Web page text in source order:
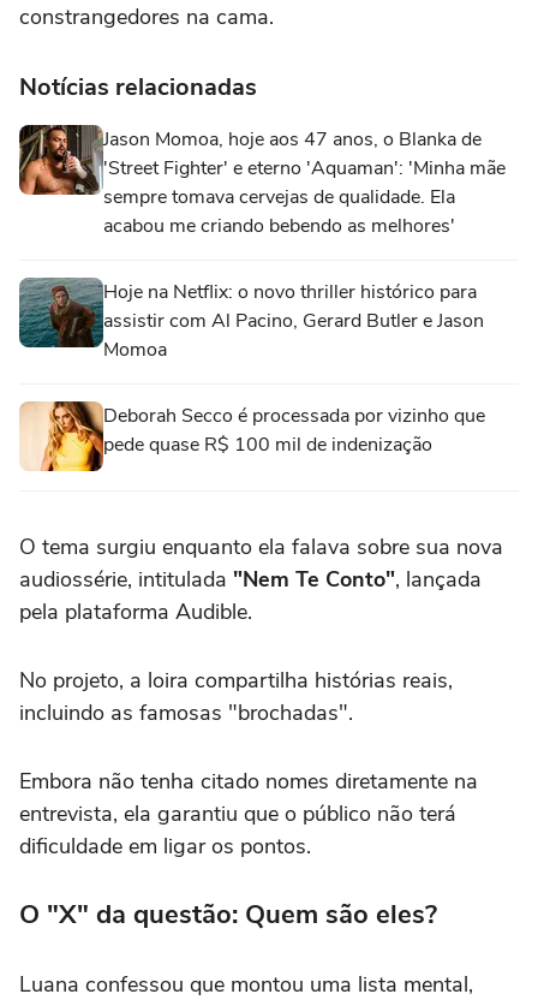
constrangedores na cama.
Notícias relacionadas
Jason Momoa, hoje aos 47 anos, o Blanka de
'Street Fighter' e eterno 'Aquaman': 'Minha mãe
sempre tomava cervejas de qualidade. Ela
acabou me criando bebendo as melhores'
Hoje na Netflix: o novo thriller histórico para
assistir com Al Pacino, Gerard Butler e Jason
Momoa
Deborah Secco é processada por vizinho que
pede quase R$ 100 mil de indenização
O tema surgiu enquanto ela falava sobre sua nova
audiossérie, intitulada "Nem Te Conto", lançada
pela plataforma Audible.
No projeto, a loira compartilha histórias reais,
incluindo as famosas "brochadas".
Embora não tenha citado nomes diretamente na
entrevista, ela garantiu que o público não terá
dificuldade em ligar os pontos.
O "X" da questão: Quem são eles?
Luana confessou que montou uma lista mental,